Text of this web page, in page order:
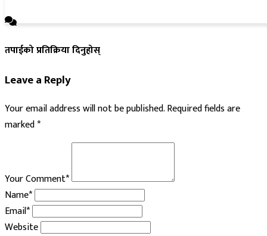
तपाईको प्रतिक्रिया दिनुहोस्
Leave a Reply
Your email address will not be published.Required fields are
marked*
Your Comment*
Name*
Email*
Website